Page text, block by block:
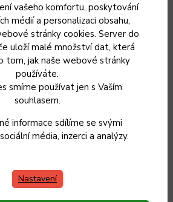
vašeho komfortu, poskytování
médií a personalizaci obsahu,
stránky cookies. Server do
uloží malé množství dat, která
tom, jak naše webové stránky
používáte.
smíme používat jen s Vaším
souhlasem.
informace sdílíme se svými
média, inzerci a analýzy.
Nastavení
kolena